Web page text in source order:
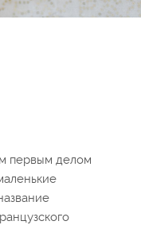
первым делом